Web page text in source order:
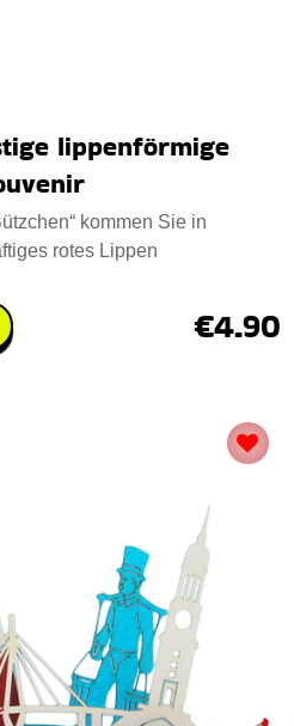
lippenförmige
kommen Sie in
rotes Lippen
€4.90